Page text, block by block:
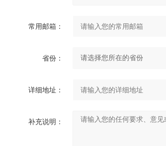
常用邮箱：
省份：
详细地址：
补充说明：